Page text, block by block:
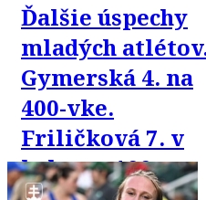
Ďalšie úspechy
mladých
Gymerská 4. na
400-vke.
Friličková 7. v
behu na 100 m